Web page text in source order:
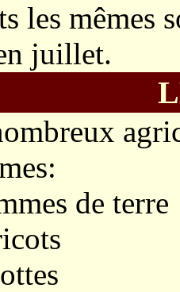
les mêmes
juillet.
de terre